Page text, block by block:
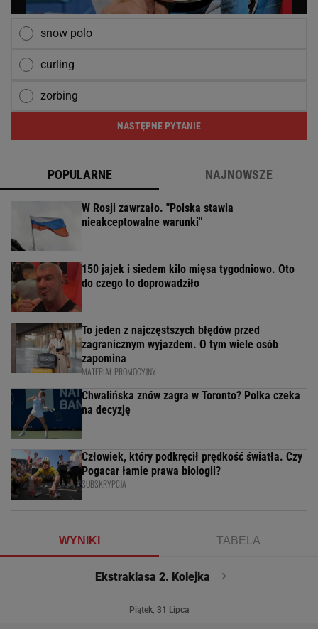
snow polo
curling
zorbing
NASTĘPNE PYTANIE
POPULARNE NAJNOWSZE
W Rosji zawrzało. "Polska stawia
nieakceptowalne warunki"
150 jajek i siedem kilo mięsa tygodniowo. Oto
do czego to doprowadziło
To jeden z najczęstszych błędów przed
zagranicznym wyjazdem. O tym wiele osób
zapomina
MATERIAŁ PROMOCYJNY
Chwalińska znów zagra w Toronto? Polka czeka
na decyzję
Człowiek, który podkręcił prędkość światła. Czy
Pogacar łamie prawa biologii?
SUBSKRYPCJA
WYNIKI TABELA
Ekstraklasa 2. Kolejka
Piątek, 31 Lipca